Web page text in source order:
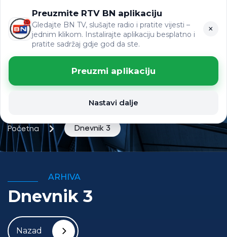
VIJESTI LAT
Preuzmite RTV BN aplikaciju
Gledajte BN TV, slušajte radio i pratite vijesti –
jednim klikom. Instalirajte aplikaciju besplatno i
pratite sadržaj gdje god da ste.
×
Preuzmi aplikaciju
Nastavi dalje
Početna Dnevnik 3
ARHIVA
Dnevnik 3
Nazad